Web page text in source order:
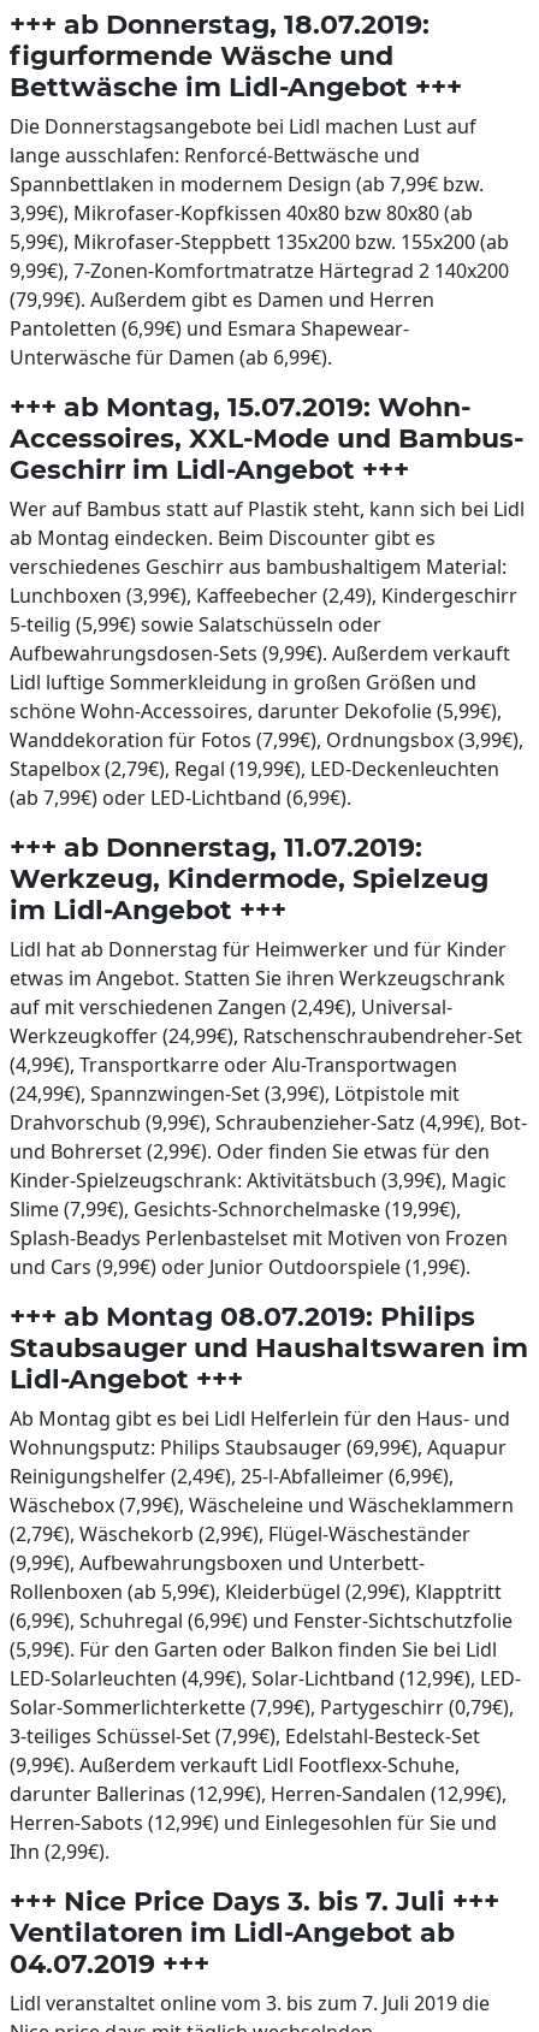
+++ ab Donnerstag, 18.07.2019:
figurformende Wäsche und
Bettwäsche im Lidl-Angebot +++
Die Donnerstagsangebote bei Lidl machen Lust auf
lange ausschlafen: Renforcé-Bettwäsche und
Spannbettlaken in modernem Design (ab 7,99€ bzw.
3,99€), Mikrofaser-Kopfkissen 40x80 bzw 80x80 (ab
5,99€), Mikrofaser-Steppbett 135x200 bzw. 155x200 (ab
9,99€), 7-Zonen-Komfortmatratze Härtegrad 2 140x200
(79,99€). Außerdem gibt es Damen und Herren
Pantoletten (6,99€) und Esmara Shapewear-
Unterwäsche für Damen (ab 6,99€).
+++ ab Montag, 15.07.2019: Wohn-
Accessoires, XXL-Mode und Bambus-
Geschirr im Lidl-Angebot +++
Wer auf Bambus statt auf Plastik steht, kann sich bei Lidl
ab Montag eindecken. Beim Discounter gibt es
verschiedenes Geschirr aus bambushaltigem Material:
Lunchboxen (3,99€), Kaffeebecher (2,49), Kindergeschirr
5-teilig (5,99€) sowie Salatschüsseln oder
Aufbewahrungsdosen-Sets (9,99€). Außerdem verkauft
Lidl luftige Sommerkleidung in großen Größen und
schöne Wohn-Accessoires, darunter Dekofolie (5,99€),
Wanddekoration für Fotos (7,99€), Ordnungsbox (3,99€),
Stapelbox (2,79€), Regal (19,99€), LED-Deckenleuchten
(ab 7,99€) oder LED-Lichtband (6,99€).
+++ ab Donnerstag, 11.07.2019:
Werkzeug, Kindermode, Spielzeug
im Lidl-Angebot +++
Lidl hat ab Donnerstag für Heimwerker und für Kinder
etwas im Angebot. Statten Sie ihren Werkzeugschrank
auf mit verschiedenen Zangen (2,49€), Universal-
Werkzeugkoffer (24,99€), Ratschenschraubendreher-Set
(4,99€), Transportkarre oder Alu-Transportwagen
(24,99€), Spannzwingen-Set (3,99€), Lötpistole mit
Drahvorschub (9,99€), Schraubenzieher-Satz (4,99€), Bot-
und Bohrerset (2,99€). Oder finden Sie etwas für den
Kinder-Spielzeugschrank: Aktivitätsbuch (3,99€), Magic
Slime (7,99€), Gesichts-Schnorchelmaske (19,99€),
Splash-Beadys Perlenbastelset mit Motiven von Frozen
und Cars (9,99€) oder Junior Outdoorspiele (1,99€).
+++ ab Montag 08.07.2019: Philips
Staubsauger und Haushaltswaren im
Lidl-Angebot +++
Ab Montag gibt es bei Lidl Helferlein für den Haus- und
Wohnungsputz: Philips Staubsauger (69,99€), Aquapur
Reinigungshelfer (2,49€), 25-l-Abfalleimer (6,99€),
Wäschebox (7,99€), Wäscheleine und Wäscheklammern
(2,79€), Wäschekorb (2,99€), Flügel-Wäscheständer
(9,99€), Aufbewahrungsboxen und Unterbett-
Rollenboxen (ab 5,99€), Kleiderbügel (2,99€), Klapptritt
(6,99€), Schuhregal (6,99€) und Fenster-Sichtschutzfolie
(5,99€). Für den Garten oder Balkon finden Sie bei Lidl
LED-Solarleuchten (4,99€), Solar-Lichtband (12,99€), LED-
Solar-Sommerlichterkette (7,99€), Partygeschirr (0,79€),
3-teiliges Schüssel-Set (7,99€), Edelstahl-Besteck-Set
(9,99€). Außerdem verkauft Lidl Footflexx-Schuhe,
darunter Ballerinas (12,99€), Herren-Sandalen (12,99€),
Herren-Sabots (12,99€) und Einlegesohlen für Sie und
Ihn (2,99€).
+++ Nice Price Days 3. bis 7. Juli +++
Ventilatoren im Lidl-Angebot ab
04.07.2019 +++
Lidl veranstaltet online vom 3. bis zum 7. Juli 2019 die